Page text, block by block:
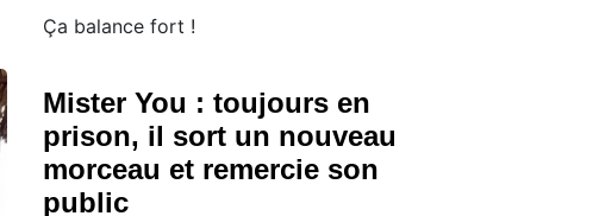
Ça balance fort !
Mister You : toujours en
prison, il sort un nouveau
morceau et remercie son
public